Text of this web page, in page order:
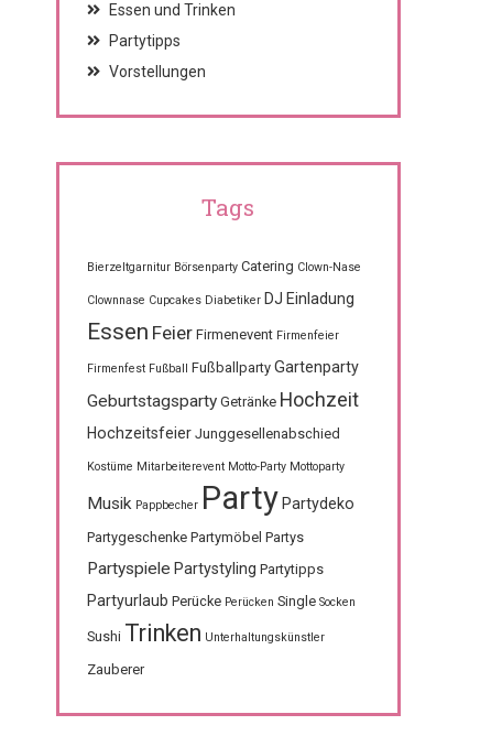
Essen und Trinken
Partytipps
Vorstellungen
Tags
Bierzeltgarnitur Börsenparty Catering Clown-Nase
Clownnase Cupcakes Diabetiker DJ Einladung
Essen Feier Firmenevent Firmenfeier
Firmenfest Fußball Fußballparty Gartenparty
Geburtstagsparty Getränke Hochzeit
Hochzeitsfeier Junggesellenabschied
Kostüme Mitarbeiterevent Motto-Party Mottoparty
Musik Pappbecher Party Partydeko
Partygeschenke Partymöbel Partys
Partyspiele Partystyling Partytipps
Partyurlaub Perücke Perücken Single Socken
Sushi Trinken Unterhaltungskünstler
Zauberer